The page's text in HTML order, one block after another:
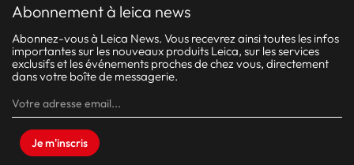
abonnement à leica news
Abonnez-vous à Leica News. Vous recevrez ainsi toutes les infos
importantes sur les nouveaux produits Leica, sur les services
exclusifs et les événements proches de chez vous, directement
dans votre boîte de messagerie.
Je m'inscris